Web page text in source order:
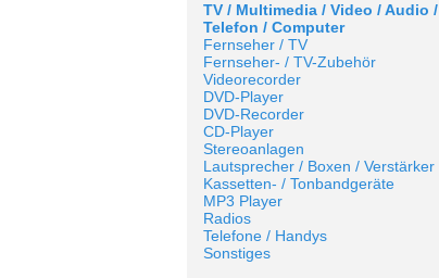
TV / Multimedia / Video / Audio /
Telefon / Computer
Fernseher / TV
Fernseher- / TV-Zubehör
Videorecorder
DVD-Player
DVD-Recorder
CD-Player
Stereoanlagen
Lautsprecher / Boxen / Verstärker
Kassetten- / Tonbandgeräte
MP3 Player
Radios
Telefone / Handys
Sonstiges